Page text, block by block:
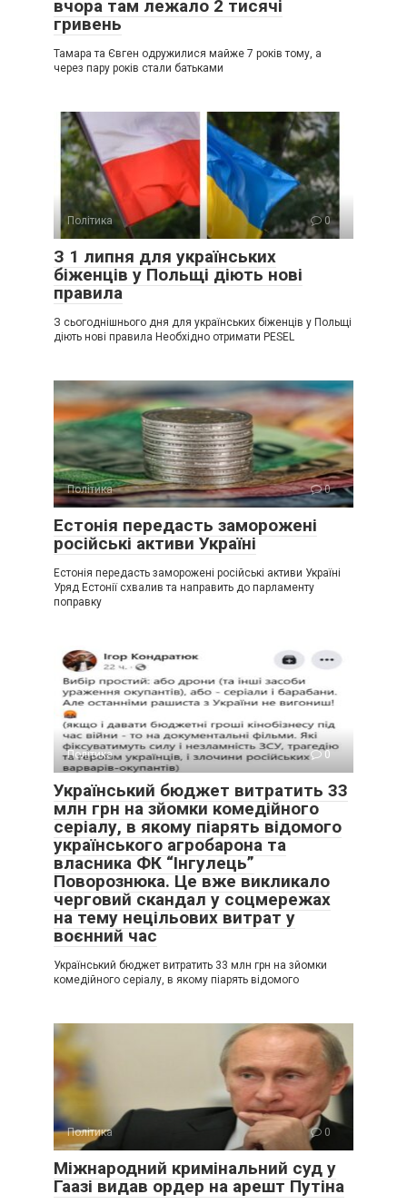
вчора там лежало 2 тисячі
гривень
Тамара та Євген одружилися майже 7 років тому, а
через пару років стали батьками
Політика 0
З 1 липня для українських
біженців у Польщі діють нові
правила
З сьогоднішнього дня для українських біженців у Польщі
діють нові правила Необхідно отримати PESEL
Політика 0
Естонія передасть заморожені
російські активи Україні
Естонія передасть заморожені російські активи Україні
Уряд Естонії схвалив та направить до парламенту
поправку
Політика 0
Український бюджет витратить 33
млн грн на зйомки комедійного
серіалу, в якому піарять відомого
українського агробарона та
власника ФК “Інгулець”
Поворознюка. Це вже викликало
черговий скандал у соцмережах
на тему нецільових витрат у
воєнний час
Український бюджет витратить 33 млн грн на зйомки
комедійного серіалу, в якому піарять відомого
Політика 0
Міжнародний кримінальний суд у
Гаазі видав ордер на арешт Путіна